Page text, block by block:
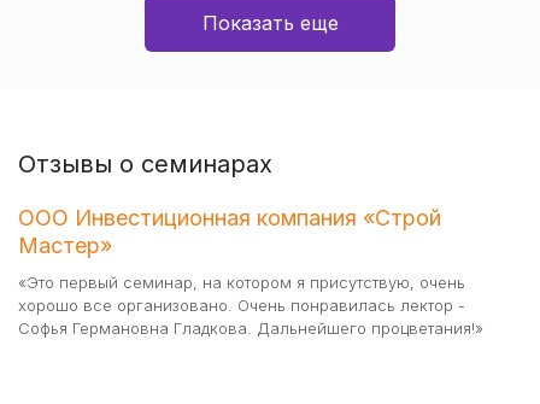
Показать еще
Отзывы о семинарах
ООО Инвестиционная компания «Строй
Мастер»
«Это первый семинар, на котором я присутствую, очень
хорошо все организовано. Очень понравилась лектор -
Софья Германовна Гладкова. Дальнейшего процветания!»